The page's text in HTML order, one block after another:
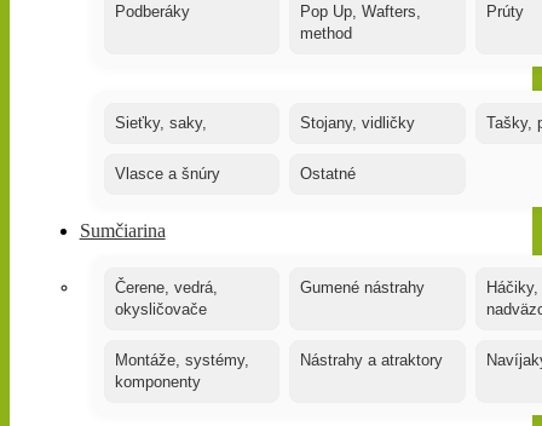
Podberáky
Pop Up, Wafters,
method
Prúty
Sieťky, saky, Stojany, vidličky Tašky,
Vlasce a šnúry Ostatné
Sumčiarina
Čerene, vedrá,
okysličovače
Gumené nástrahy
Montáže, systémy,
komponenty
Nástrahy a atraktory